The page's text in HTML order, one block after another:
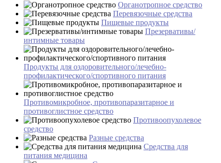
Органотропное средство
Перевязочные средства
Пищевые продукты
Презервативы/
интимные товары
Продукты для оздоровительного/лечебно-
профилактического/спортивного питания
Противомикробное, противопаразитарное и
противоглистное средство
Противоопухолевое
средство
Разные средства
Средства для
питания медицина